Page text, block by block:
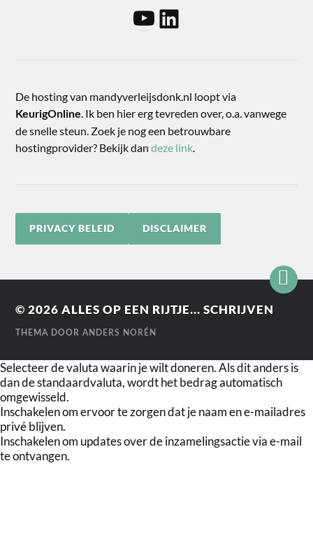
De hosting van mandyverleijsdonk.nl loopt via
KeurigOnline. Ik ben hier erg tevreden over, o.a. vanwege
de snelle steun. Zoek je nog een betrouwbare
hostingprovider? Bekijk dandeze link.
PRIVACY BELEID DISCLAIMER
© 2026ALLES OP EEN RIJTJE... SCHRIJVEN
THEMA DOORANDERS NORÉN
Selecteer de valuta waarin je wilt doneren. Als dit anders is
dan de standaardvaluta, wordt het bedrag automatisch
omgewisseld.
Inschakelen om ervoor te zorgen dat je naam en e-mailadres
privé blijven.
Inschakelen om updates over de inzamelingsactie via e-mail
te ontvangen.